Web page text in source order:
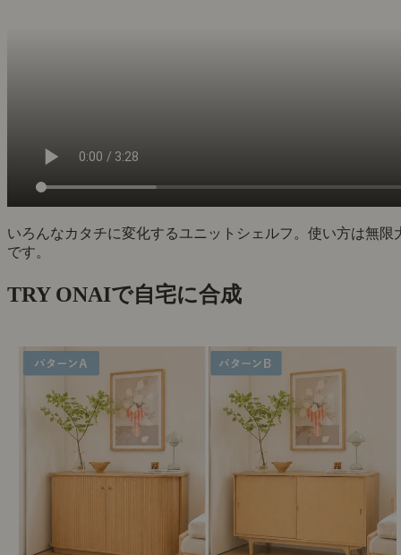
いろんなカタチに変化するユニットシェルフ。使い方は無限
です。
TRY ONAIで自宅に合成